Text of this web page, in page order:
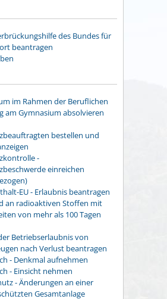
des Bundes für
beantragen
im Rahmen der Beruflichen
am Gymnasium absolvieren
bestellen und
-
einreichen
EU - Erlaubnis beantragen
an radioaktiven Stoffen mit
von mehr als 100 Tagen
Betriebserlaubnis von
nach Verlust beantragen
- Denkmal aufnehmen
- Einsicht nehmen
- Änderungen an einer
Gesamtanlage